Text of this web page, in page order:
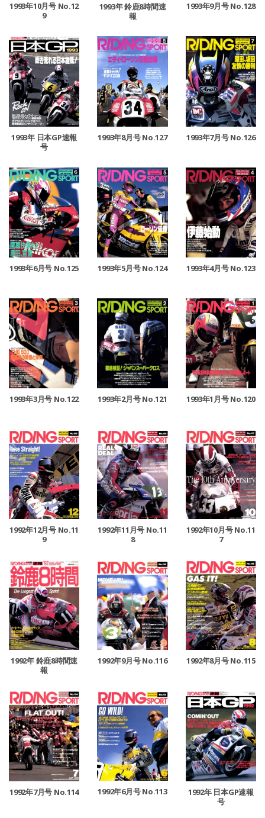
1993年10月号 No.12
9
1993年 鈴鹿8時間速
報
1993年9月号 No.128
1993年 日本GP速報
号
1993年8月号 No.127 1993年7月号 No.126
1993年6月号 No.125 1993年5月号 No.124 1993年4月号 No.123
1993年3月号 No.122 1993年2月号 No.121 1993年1月号 No.120
1992年12月号 No.11
9
1992年11月号 No.11
8
1992年10月号 No.11
7
1992年 鈴鹿8時間速
報
1992年9月号 No.116 1992年8月号 No.115
1992年7月号 No.114 1992年6月号 No.113
1992年 日本GP速報
号